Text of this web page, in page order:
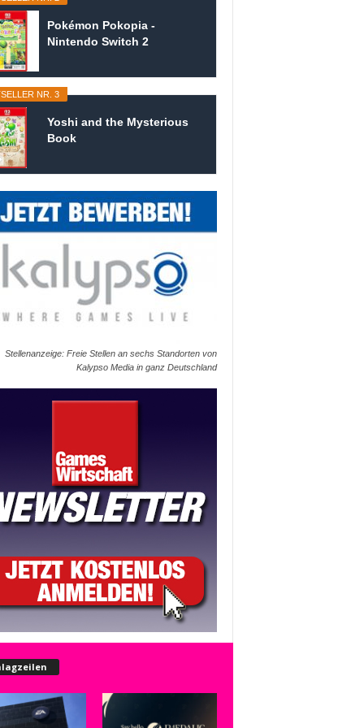
Pokémon Pokopia -
Nintendo Switch 2
NR. 3
Yoshi and the Mysterious
Book
Stellenanzeige: Freie Stellen an sechs Standorten von
Kalypso Media in ganz Deutschland